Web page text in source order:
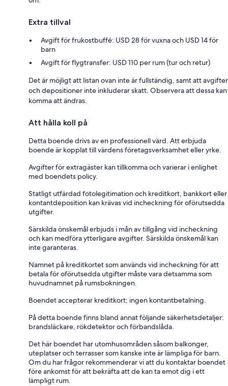
Extra tillval
Avgift för frukostbuffé: USD 28 för vuxna och USD 14 för
barn
Avgift för flygtransfer: USD 110 per rum (tur och retur)
Det är möjligt att listan ovan inte är fullständig, samt att avgifter
och depositioner inte inkluderar skatt. Observera att dessa kan
komma att ändras.
Att hålla koll på
Detta boende drivs av en professionell värd. Att erbjuda
boende är kopplat till värdens företagsverksamhet eller yrke.
Avgifter för extragäster kan tillkomma och varierar i enlighet
med boendets policy.
Statligt utfärdad fotolegitimation och kreditkort, bankkort eller
kontantdeposition kan krävas vid incheckning för oförutsedda
utgifter.
Särskilda önskemål erbjuds i mån av tillgång vid incheckning
och kan medföra ytterligare avgifter. Särskilda önskemål kan
inte garanteras.
Namnet på kreditkortet som används vid incheckning för att
betala för oförutsedda utgifter måste vara detsamma som
huvudnamnet på rumsbokningen.
Boendet accepterar kreditkort; ingen kontantbetalning.
På detta boende finns bland annat följande säkerhetsdetaljer:
brandsläckare, rökdetektor och förbandslåda.
Det här boendet har utomhusområden såsom balkonger,
uteplatser och terrasser som kanske inte är lämpliga för barn.
Om du har frågor rekommenderar vi att du kontaktar boendet
före ankomst för att bekräfta att de kan ta emot dig i ett
lämpligt rum.